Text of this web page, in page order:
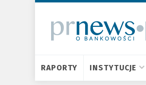
RAPORTY INSTYTUCJE